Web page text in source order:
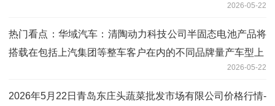
2026-05-22
热门看点：华域汽车：清陶动力科技公司半固态电池产品将
搭载在包括上汽集团等整车客户在内的不同品牌量产车型上
2026-05-22
2026年5月22日青岛东庄头蔬菜批发市场有限公司价格行情-